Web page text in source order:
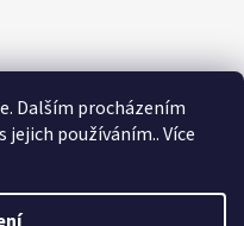
Dalším procházením
používáním.. Více